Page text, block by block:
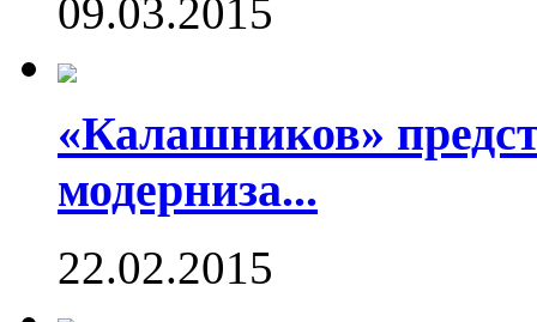
09.03.2015
«Калашников»
модерниза...
22.02.2015